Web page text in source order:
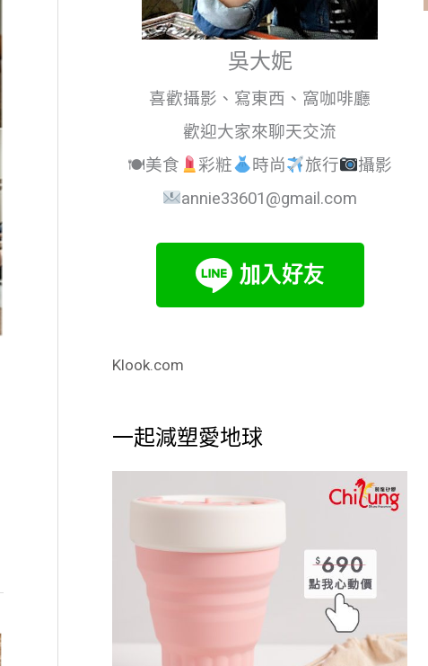
吳大妮
喜歡攝影、寫東西、窩咖啡廳
歡迎大家來聊天交流
🍽美食
彩粧 時尚 旅行
攝影
annie33601@gmail.com
Klook.com
一起減塑愛地球